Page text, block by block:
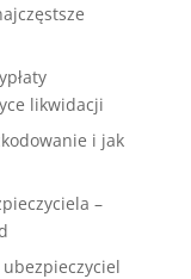
likwidacji
i jak
–